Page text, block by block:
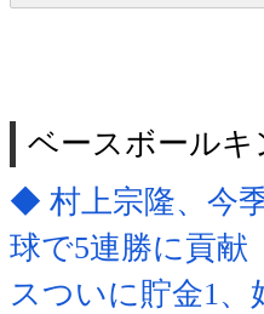
ベースボールキ
◆ 村上宗隆、今
球で5連勝に貢
スついに貯金1、